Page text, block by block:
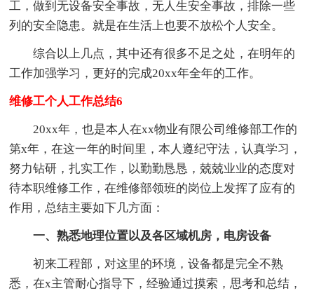
工，做到无设备安全事故，无人生安全事故，排除一些
列的安全隐患。就是在生活上也要不放松个人安全。
综合以上几点，其中还有很多不足之处，在明年的
工作加强学习，更好的完成20xx年全年的工作。
维修工个人工作总结6
20xx年，也是本人在xx物业有限公司维修部工作的
第x年，在这一年的时间里，本人遵纪守法，认真学习，
努力钻研，扎实工作，以勤勤恳恳，兢兢业业的态度对
待本职维修工作，在维修部领班的岗位上发挥了应有的
作用，总结主要如下几方面：
一、熟悉地理位置以及各区域机房，电房设备
初来工程部，对这里的环境，设备都是完全不熟
悉，在x主管耐心指导下，经验通过摸索，思考和总结，